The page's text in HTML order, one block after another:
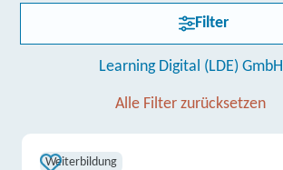
Filter
Learning Digital (LDE) GmbH
Alle Filter zurücksetzen
Weiterbildung